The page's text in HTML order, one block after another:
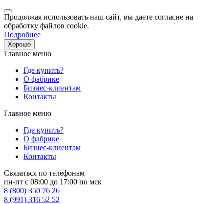
Продолжая использовать наш сайт, вы даете согласие на
обработку файлов cookie.
Подробнее
Хорошо
Главное меню
Где купить?
О фабрике
Бизнес-клиентам
Контакты
Главное меню
Где купить?
О фабрике
Бизнес-клиентам
Контакты
Связаться по телефонам
пн-пт с 08:00 до 17:00 по мск
8 (800) 350 76 26
8 (991) 316 52 52